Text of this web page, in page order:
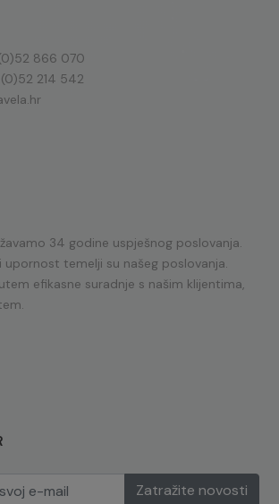
866 070
214 542
34 godine uspješnog poslovanja.
upornost temelji su našeg poslovanja.
efikasne suradnje s našim klijentima,
Zatražite novosti